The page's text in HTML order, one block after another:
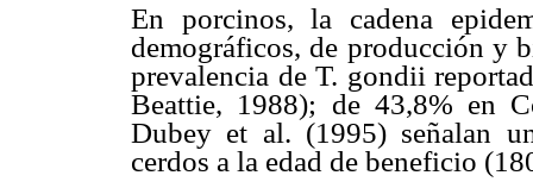
En porcinos, la cadena
demográficos, de producción y
prevalencia de T. gondii
Beattie, 1988); de 43,8% en
Dubey et al. (1995) señalan
cerdos a la edad de beneficio